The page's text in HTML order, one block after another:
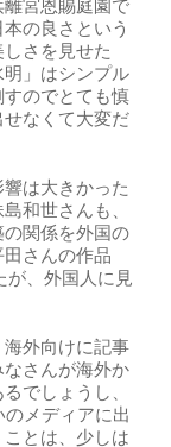
宮恩賜庭園で
の良さという
さを見せた
」はシンプル
のでとても慎
なくて大変だ
は大きかった
和世さんも、
関係を外国の
さんの作品
が、外国人に見
外向けに記事
さんが海外か
でしょうし、
メディアに出
とは、少しは